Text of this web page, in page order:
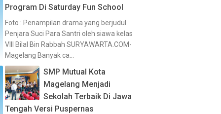
Program Di Saturday Fun School
Foto : Penampilan drama yang berjudul
Penjara Suci Para Santri oleh siawa kelas
VIII Bilal Bin Rabbah SURYAWARTA.COM-
Magelang Banyak ca...
SMP Mutual Kota
Magelang Menjadi
Sekolah Terbaik Di Jawa
Tengah Versi Puspernas